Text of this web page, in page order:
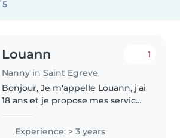
5
Louann
Nanny in Saint Egreve
1
Bonjour, Je m'appelle Louann, j'ai
18 ans et je propose mes services
enfants depuis plus de deux ans
Experience: > 3 years